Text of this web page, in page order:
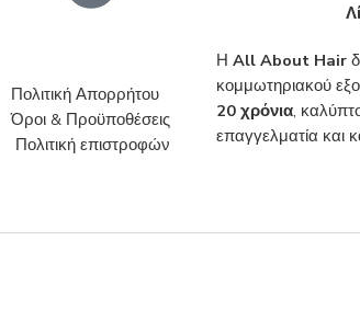
Πολιτική Απορρήτου
Όροι & Προϋποθέσεις
Πολιτική επιστροφών
Η All About Hair
κομμωτηριακού
20 χρόνια,
επαγγελματία και